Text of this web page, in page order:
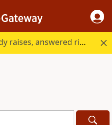
Every question Bible study raises, answered right here.